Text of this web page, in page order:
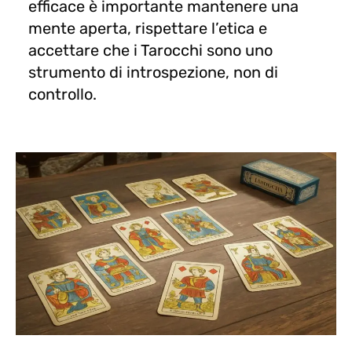
efficace è importante mantenere una
mente aperta, rispettare l’etica e
accettare che i Tarocchi sono uno
strumento di introspezione, non di
controllo.